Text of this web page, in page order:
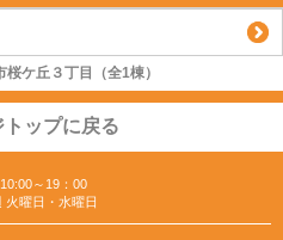
ケ丘３丁目（全1棟）
トップに戻る
～19：00
火曜日・水曜日